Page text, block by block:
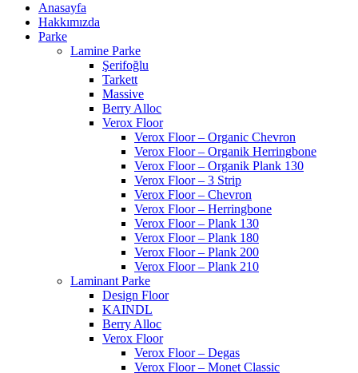
Anasayfa
Hakkımızda
Parke
Lamine Parke
Şerifoğlu
Tarkett
Massive
Berry Alloc
Verox Floor
Verox Floor – Organic Chevron
Verox Floor – Organik Herringbone
Verox Floor – Organik Plank 130
Verox Floor – 3 Strip
Verox Floor – Chevron
Verox Floor – Herringbone
Verox Floor – Plank 130
Verox Floor – Plank 180
Verox Floor – Plank 200
Verox Floor – Plank 210
Laminant Parke
Design Floor
KAINDL
Berry Alloc
Verox Floor
Verox Floor – Degas
Verox Floor – Monet Classic